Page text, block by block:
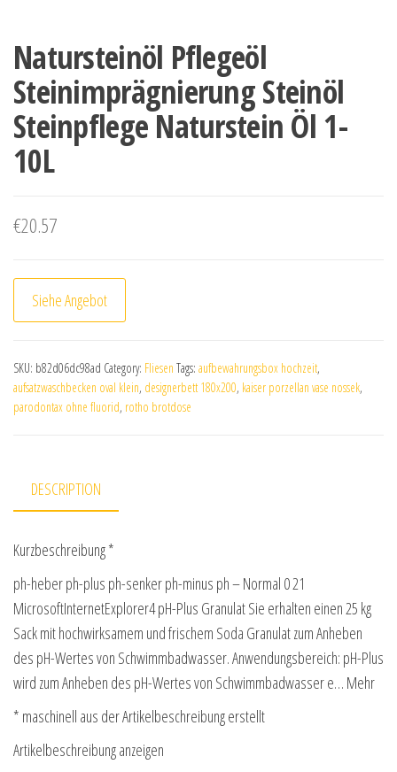
Natursteinöl Pflegeöl
Steinimprägnierung Steinöl
Steinpflege Naturstein Öl 1-
10L
€20.57
Siehe Angebot
SKU: b82d06dc98ad Category: Fliesen Tags: aufbewahrungsbox hochzeit,
aufsatzwaschbecken oval klein, designerbett 180x200, kaiser porzellan vase nossek,
parodontax ohne fluorid, rotho brotdose
DESCRIPTION
Kurzbeschreibung *
ph-heber ph-plus ph-senker ph-minus ph – Normal 0 21
MicrosoftInternetExplorer4 pH-Plus Granulat Sie erhalten einen 25 kg
Sack mit hochwirksamem und frischem Soda Granulat zum Anheben
des pH-Wertes von Schwimmbadwasser. Anwendungsbereich: pH-Plus
wird zum Anheben des pH-Wertes von Schwimmbadwasser e… Mehr
* maschinell aus der Artikelbeschreibung erstellt
Artikelbeschreibung anzeigen